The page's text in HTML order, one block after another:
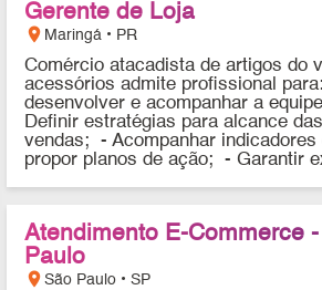
Gerente de Loja
location_on Maringá • PR
Comércio atacadista de artigos do
acessórios admite profissional
desenvolver e acompanhar a
Definir estratégias para alcance
vendas; - Acompanhar indicadores
propor planos de ação; - Garantir
Atendimento E-Commerce
Paulo
location_onSão Paulo • SP